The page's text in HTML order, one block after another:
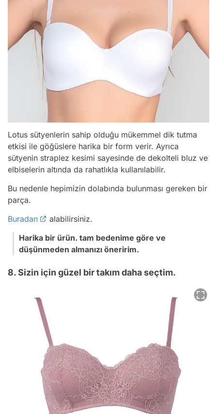
Lotus sütyenlerin sahip olduğu mükemmel dik tutma
etkisi ile göğüslere harika bir form verir. Ayrıca
sütyenin straplez kesimi sayesinde de dekolteli bluz ve
elbiselerin altında da rahatlıkla kullanılabilir.
Bu nedenle hepimizin dolabında bulunması gereken bir
parça.
Buradan
alabilirsiniz.
Harika bir ürün. tam bedenime göre ve
düşünmeden almanızı öneririm.
8. Sizin için güzel bir takım daha seçtim.